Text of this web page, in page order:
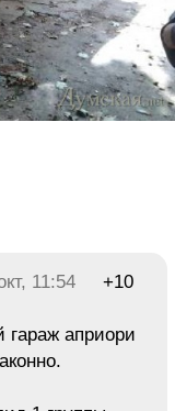
11:54 +10
гараж априори